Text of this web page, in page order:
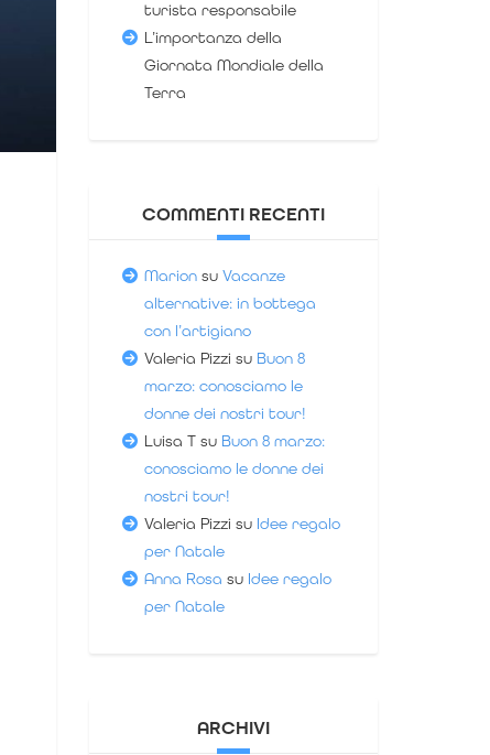
turista responsabile
L’importanza della
Giornata Mondiale della
Terra
COMMENTI RECENTI
Marionsu Vacanze
alternative: in bottega
con l’artigiano
Valeria Pizzi su Buon 8
marzo: conosciamo le
donne dei nostri tour!
Luisa Tsu Buon 8 marzo:
conosciamo le donne dei
nostri tour!
Valeria Pizzi su Idee regalo
per Natale
Anna Rosa su Idee regalo
per Natale
ARCHIVI